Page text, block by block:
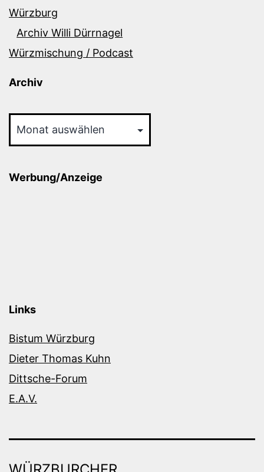
Würzburg
Archiv Willi Dürrnagel
Würzmischung / Podcast
Archiv
Werbung/Anzeige
Links
Bistum Würzburg
Dieter Thomas Kuhn
Dittsche-Forum
E.A.V.